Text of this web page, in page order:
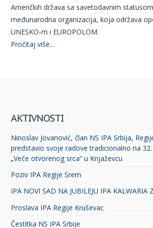
Američkih država sa savetodavnim
međunarodna organizacija, koja održava
UNESKO-m i EUROPOLOM.
Pročitaj više…
AKTIVNOSTI
Ninoslav Jovanović, član NS IPA Srbija,
predstavio svoje radove tradicionalno na
„Veče otvorenog srca” u Knjaževcu
Poziv IPA Regije Srem
IPA NOVI SAD NA JUBILEJU IPA KALWARIA
Proslava IPA Regije Kruševac
Čestitka NS IPA Srbije